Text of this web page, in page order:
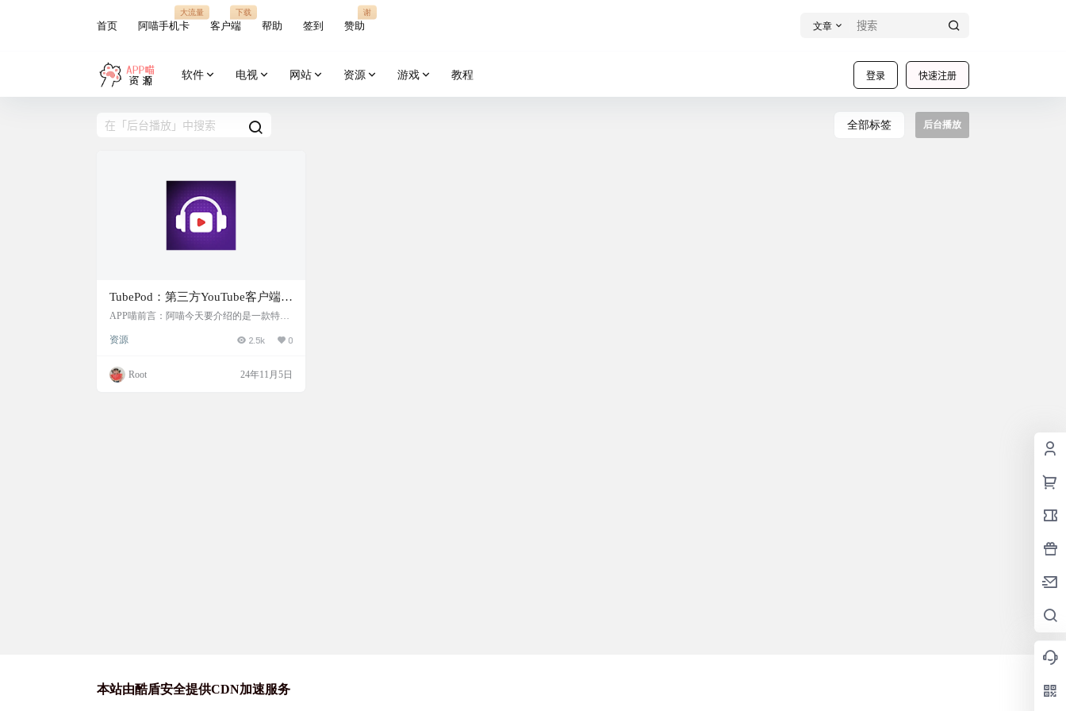
首页 阿喵手机卡
大流量
客户端
下载
帮助 签到 赞助
谢
文章
登录 快速注册
软件 电视 网站 资源 游戏 教程
全部标签 后台播放
TubePod：第三方YouTube客户端
App，提供无广告的沉浸式音视频
允许用户将视频转换为播客形式
APP喵前言：阿喵今天要介绍的是一款特别
量音视频和播客的应用程序，让你在无广告
是在跑步还是开车，TubePod的后台播放功
能都能让视频变成播客，让你随时随地享
资源 2.5k 0
Root 24年11月5日
本站由酷盾安全提供CDN加速服务